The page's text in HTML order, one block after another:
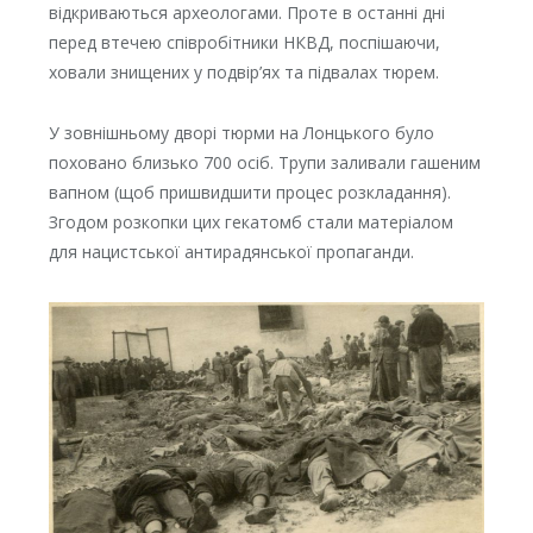
відкриваються археологами. Проте в останні дні
перед втечею співробітники НКВД, поспішаючи,
ховали знищених у подвір’ях та підвалах тюрем.
У зовнішньому дворі тюрми на Лонцького було
поховано близько 700 осіб. Трупи заливали гашеним
вапном (щоб пришвидшити процес розкладання).
Згодом розкопки цих гекатомб стали матеріалом
для нацистської антирадянської пропаганди.